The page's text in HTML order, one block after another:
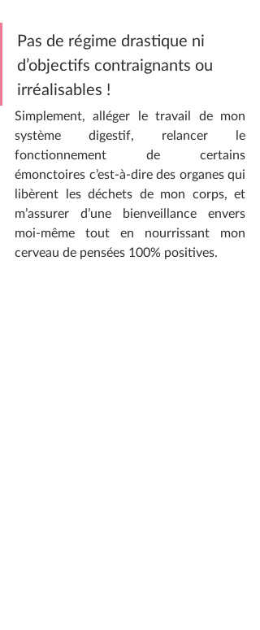
Pas de régime drastique ni
d’objectifs contraignants ou
irréalisables !
Simplement, alléger le travail de mon
système digestif, relancer le
fonctionnement de certains
émonctoires c’est-à-dire des organes qui
libèrent les déchets de mon corps, et
m’assurer d’une bienveillance envers
moi-même tout en nourrissant mon
cerveau de pensées 100% positives.